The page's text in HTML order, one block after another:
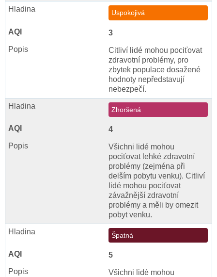
Uspokojivá
3
Citliví lidé mohou pociťovat
zdravotní problémy, pro
zbytek populace dosažené
hodnoty nepředstavují
nebezpečí.
Zhoršená
4
Všichni lidé mohou
pociťovat lehké zdravotní
problémy (zejména při
delším pobytu venku). Citliví
lidé mohou pociťovat
závažnější zdravotní
problémy a měli by omezit
pobyt venku.
Špatná
5
Všichni lidé mohou